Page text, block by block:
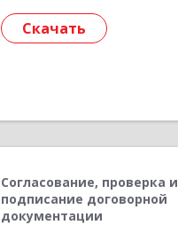
Скачать
Согласование, проверка и
подписание договорной
документации